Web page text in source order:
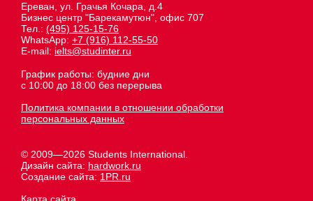
Ереван, ул. Грачья Кочара, д.4
Бизнес центр "Барекамутюн", офис 707
Тел.: (495) 125-15-76
WhatsApp: +7 (916) 112-55-50
E-mail: ielts@studinter.ru
График работы: будние дни
с 10:00 до 18:00 без перерыва
Политика компании в отношении обработки
персональных данных
© 2009—2026 Students International.
Дизайн сайта: hardwork.ru
Создание сайта: 1PR.ru